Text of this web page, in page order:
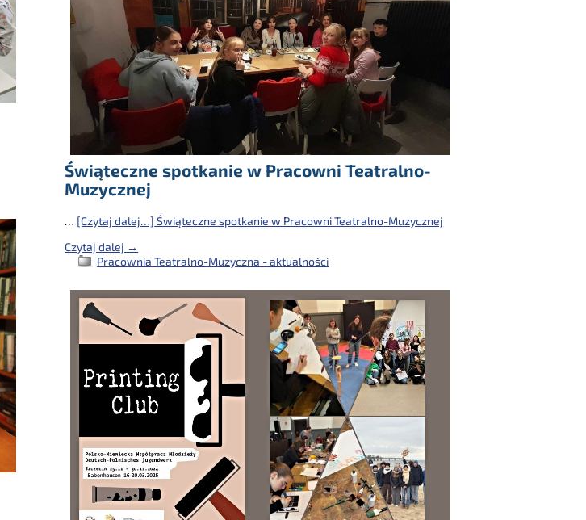
Świąteczne spotkanie w Pracowni Teatralno-
Muzycznej
… [Czytaj dalej…] Świąteczne spotkanie w Pracowni Teatralno-Muzycznej
Czytaj dalej →
Pracownia Teatralno-Muzyczna - aktualności